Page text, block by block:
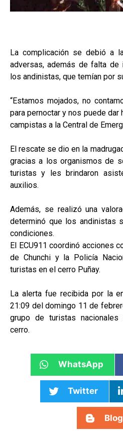
La complicación se debió a
adversas, además de falta de
los andinistas, que temían por
“Estamos mojados, no
para pernoctar y nos puede dar
campistas a la Central de
El rescate se dio en la
gracias a los organismos de
turistas y les brindaron
auxilios.
Además, se realizó una
determinó que los andinistas
condiciones.
El ECU911 coordinó acciones
de Chunchi y la Policía
turistas en el cerro Puñay.
La alerta fue recibida por la
21:09 del domingo 11 de
grupo de turistas
cerro.
WhatsApp
Twitter